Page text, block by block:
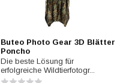
Buteo Photo Gear 3D Blätter
Poncho
Die beste Lösung für
erfolgreiche Wildtierfotogr...